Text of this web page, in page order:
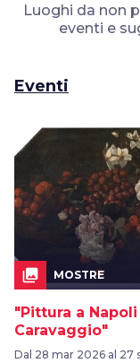
Luoghi da non
eventi e
Eventi
collections MOSTRE
"Pittura a
Caravaggio"
Dal 28 mar 2026 al 27